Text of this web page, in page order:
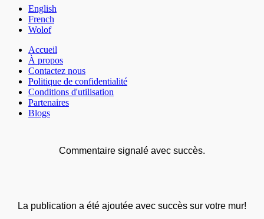
English
French
Wolof
Accueil
À propos
Contactez nous
Politique de confidentialité
Conditions d'utilisation
Partenaires
Blogs
Commentaire signalé avec succès.
La publication a été ajoutée avec succès sur votre mur!